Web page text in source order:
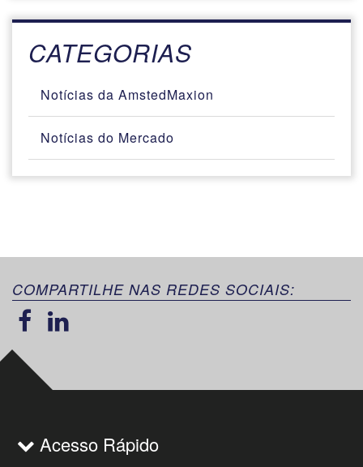
CATEGORIAS
Notícias da AmstedMaxion
Notícias do Mercado
COMPARTILHE NAS REDES SOCIAIS:
Acesso Rápido